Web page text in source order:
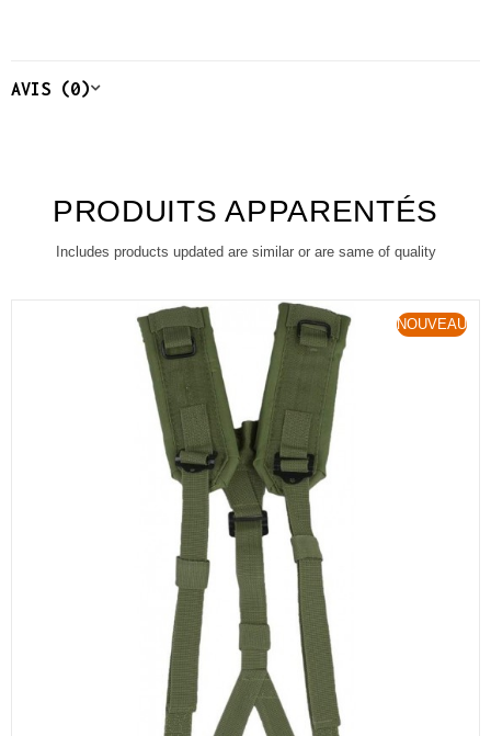
AVIS (0)
PRODUITS APPARENTÉS
Includes products updated are similar or are same of quality
NOUVEAU